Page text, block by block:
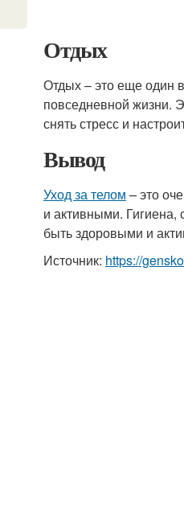
Отдых
Отдых – это еще один
повседневной жизни.
снять стресс и
Вывод
Уход за телом – это
и активными. Гигиена,
быть здоровыми и
Источник: https://